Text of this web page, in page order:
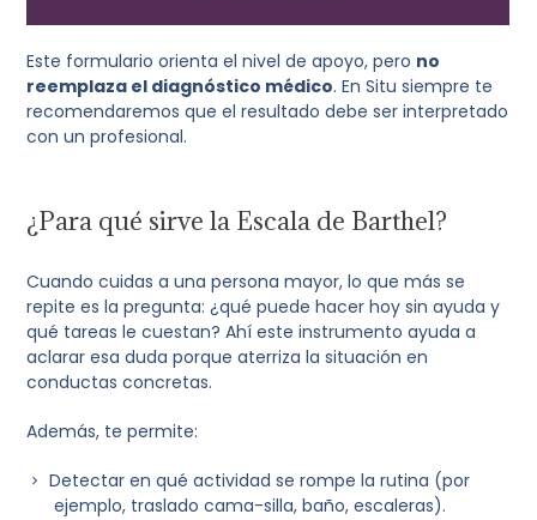
Este formulario orienta el nivel de apoyo, pero no
reemplaza el diagnóstico médico. En Situ siempre te
recomendaremos que el resultado debe ser interpretado
con un profesional.
¿Para qué sirve la Escala de Barthel?
Cuando cuidas a una persona mayor, lo que más se
repite es la pregunta: ¿qué puede hacer hoy sin ayuda y
qué tareas le cuestan? Ahí este instrumento ayuda a
aclarar esa duda porque aterriza la situación en
conductas concretas.
Además, te permite:
Detectar en qué actividad se rompe la rutina (por
ejemplo, traslado cama-silla, baño, escaleras).